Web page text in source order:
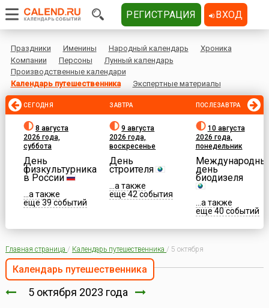
Праздники Именины Народный календарь
Хроника
Компании
Персоны
Лунный календарь
Производственные календари
Календарь путешественника
Экспертные материалы
СЕГОДНЯ
8 августа
2026 года,
суббота
День
физкультурника
в России
...а также
еще 39 событий
ЗАВТРА
9 августа
2026 года,
воскресенье
День
строителя
...а также
еще 42 события
ПОСЛЕЗАВТРА
10 августа
2026 года,
понедельник
день
биодизеля
...а также
еще 40 событий
Главная страница / Календарь путешественника / 5 октября
Календарь путешественника
5 октября 2023 года
РЕГИСТРАЦИЯ ВХОД